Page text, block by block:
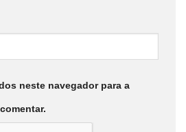
neste navegador para a